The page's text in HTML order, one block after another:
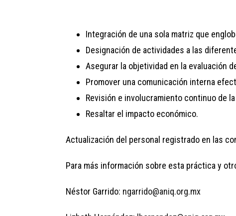
Integración de una sola matriz que
Designación de actividades a las
Asegurar la objetividad en la evaluación
Promover una comunicación interna
Revisión e involucramiento continuo de
Resaltar el impacto económico.
Actualización del personal registrado en las
Para más información sobre esta práctica y
Néstor Garrido: ngarrido@aniq.org.mx